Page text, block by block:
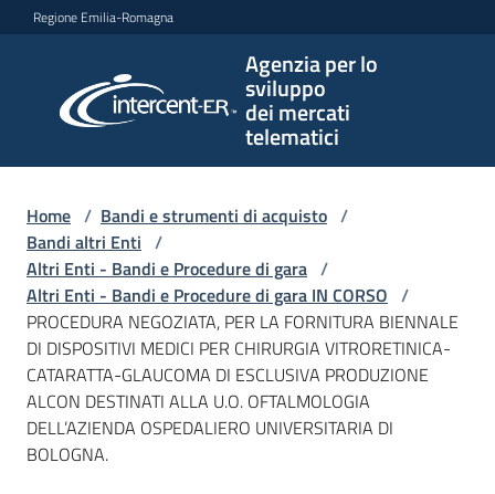
Vai al contenuto
Vai alla navigazione
Vai al footer
Regione Emilia-Romagna
Agenzia per lo
sviluppo
dei mercati
telematici
per lo
sviluppo
telematici
L'Agenzia
Bandi
e
strumenti
Home / Bandi e strumenti di acquisto /
Bandi altri Enti /
Altri Enti - Bandi e Procedure di gara /
Altri Enti - Bandi e Procedure di gara IN CORSO /
PROCEDURA NEGOZIATA, PER LA FORNITURA BIENNALE
DI DISPOSITIVI MEDICI PER CHIRURGIA VITRORETINICA-
CATARATTA-GLAUCOMA DI ESCLUSIVA PRODUZIONE
ALCON DESTINATI ALLA U.O. OFTALMOLOGIA
DELL’AZIENDA OSPEDALIERO UNIVERSITARIA DI
BOLOGNA.